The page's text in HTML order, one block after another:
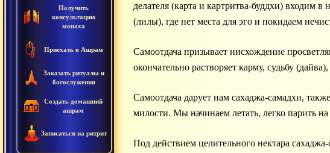
Получить
консультацию
монаха
Приехать в Ашрам
Заказать ритуалы и
богослужения
Создать домашний
ашрам
Записаться на ритрит
делателя (карта и картритва-буддхи) входим
(лилы), где нет места для эго и покидаем
Самоотдача призывает нисхождение
окончательно растворяет карму, судьбу
Самоотдача дарует нам сахаджа-самадхи,
милости. Мы начинаем летать, легко парить
Под действием целительного нектара